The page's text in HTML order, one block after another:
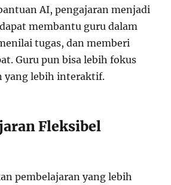
AI, pengajaran menjadi
membantu guru dalam
tugas, dan memberi
Guru pun bisa lebih fokus
yang lebih interaktif.
Fleksibel
pembelajaran yang lebih